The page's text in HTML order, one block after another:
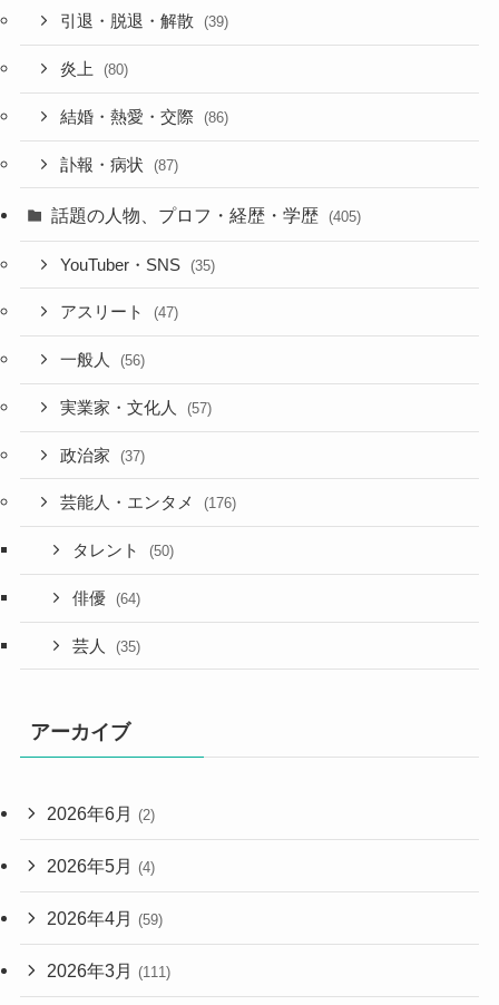
引退・脱退・解散 (39)
炎上 (80)
結婚・熱愛・交際 (86)
訃報・病状 (87)
話題の人物、プロフ・経歴・学歴 (405)
YouTuber・SNS (35)
アスリート (47)
一般人 (56)
実業家・文化人 (57)
政治家 (37)
芸能人・エンタメ (176)
タレント (50)
俳優 (64)
芸人 (35)
アーカイブ
2026年6月 (2)
2026年5月 (4)
2026年4月 (59)
2026年3月 (111)